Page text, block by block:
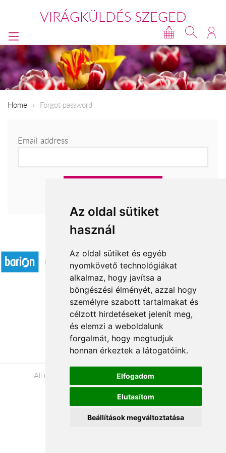
Az oldal sütiket
használ
Az oldal sütiket és egyéb
nyomkövető technológiákat
alkalmaz, hogy javítsa a
böngészési élményét, azzal hogy
személyre szabott tartalmakat és
célzott hirdetéseket jelenít meg,
és elemzi a weboldalunk
forgalmát, hogy megtudjuk
honnan érkeztek a látogatóink.
Elfogadom
Elutasítom
Beállítások megváltoztatása
VIRÁGKÜLDÉS SZEGED
Home Forgot password
Email address
Á.SZ.F.
Impresszum
Adatkezelési tájékoztató
All rights reserved © 2026 |+36 20 488-8362
www.viragkuldesszeged.hu